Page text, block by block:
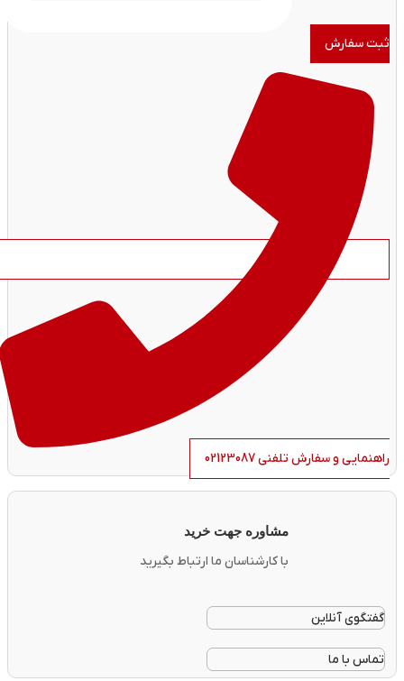
ثبت سفارش
راهنمایی و سفارش تلفنی 02123087
مشاوره جهت خرید
با کارشناسان ما ارتباط بگیرید
گفتگوی آنلاین
تماس با ما